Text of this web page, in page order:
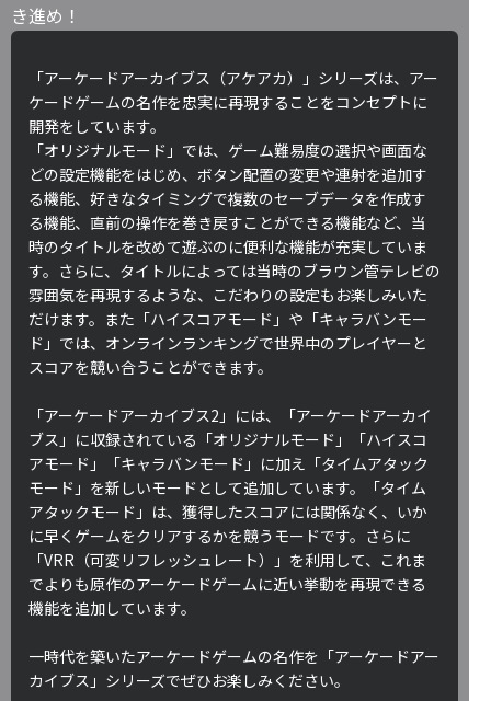
き進め！
「アーケードアーカイブス（アケアカ）」シリーズは、アー
ケードゲームの名作を忠実に再現することをコンセプトに
開発をしています。
「オリジナルモード」では、ゲーム難易度の選択や画面な
どの設定機能をはじめ、ボタン配置の変更や連射を追加す
る機能、好きなタイミングで複数のセーブデータを作成す
る機能、直前の操作を巻き戻すことができる機能など、当
時のタイトルを改めて遊ぶのに便利な機能が充実していま
す。さらに、タイトルによっては当時のブラウン管テレビの
雰囲気を再現するような、こだわりの設定もお楽しみいた
だけます。また「ハイスコアモード」や「キャラバンモー
ド」では、オンラインランキングで世界中のプレイヤーと
スコアを競い合うことができます。
「アーケードアーカイブス2」には、「アーケードアーカイ
ブス」に収録されている「オリジナルモード」「ハイスコ
アモード」「キャラバンモード」に加え「タイムアタック
モード」を新しいモードとして追加しています。「タイム
アタックモード」は、獲得したスコアには関係なく、いか
に早くゲームをクリアするかを競うモードです。さらに
「VRR（可変リフレッシュレート）」を利用して、これま
でよりも原作のアーケードゲームに近い挙動を再現できる
機能を追加しています。
一時代を築いたアーケードゲームの名作を「アーケードアー
カイブス」シリーズでぜひお楽しみください。